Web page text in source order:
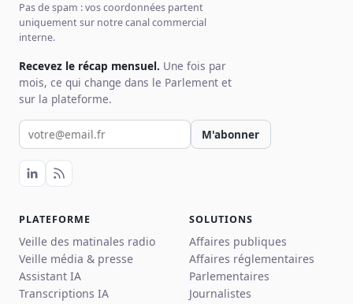
Pas de spam : vos coordonnées partent
uniquement sur notre canal commercial
interne.
Recevez le récap mensuel. Une fois par
mois, ce qui change dans le Parlement et
sur la plateforme.
Votre email pour la newsletter
M'abonner
PLATEFORME
Veille des matinales radio
Veille média & presse
Assistant IA
Transcriptions IA
SOLUTIONS
Affaires publiques
Affaires réglementaires
Parlementaires
Journalistes